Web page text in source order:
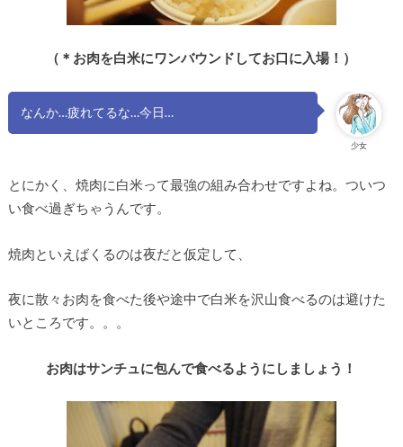
（＊お肉を白米にワンバウンドしてお口に入場！）
少女
なんか…疲れてるな…今日…
とにかく、焼肉に白米って最強の組み合わせですよね。ついつ
い食べ過ぎちゃうんです。
焼肉といえばくるのは夜だと仮定して、
夜に散々お肉を食べた後や途中で白米を沢山食べるのは避けた
いところです。。。
お肉はサンチュに包んで食べるようにしましょう！